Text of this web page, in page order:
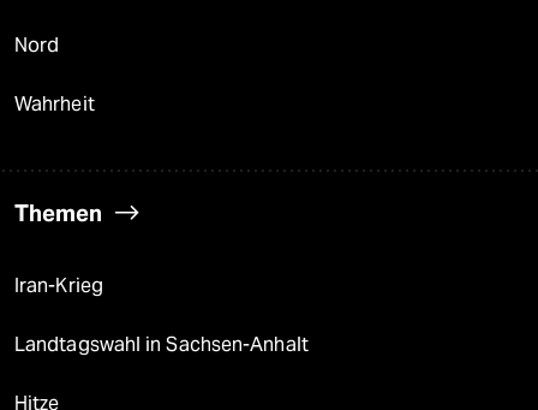
Nord
Wahrheit
Themen
Iran-Krieg
Landtagswahl in Sachsen-Anhalt
Hitze